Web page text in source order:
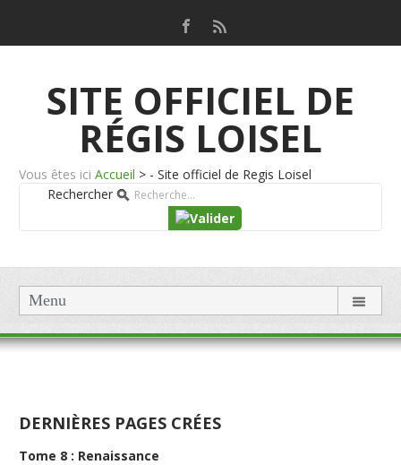
SITE OFFICIEL DE
RÉGIS LOISEL
Vous êtes ici Accueil > - Site officiel de Regis Loisel
Rechercher
Menu
DERNIÈRES PAGES CRÉES
Tome 8 : Renaissance